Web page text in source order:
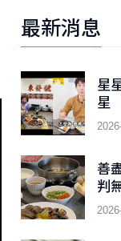
最新消息
星
星
善
判